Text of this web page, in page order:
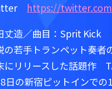
https://
丈造／曲目：Sprit Kick
の若手トランペット奏者
にリリースした話題作
日の新宿ピットインで